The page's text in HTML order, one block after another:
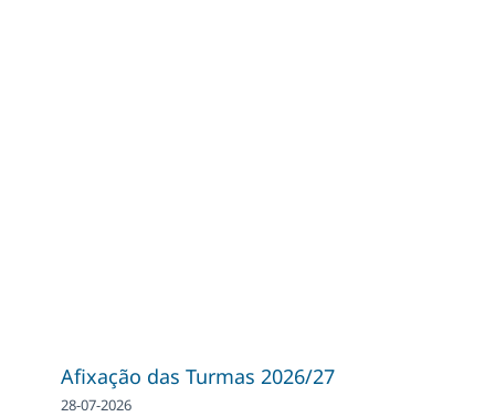
Afixação das Turmas 2026/27
28-07-2026